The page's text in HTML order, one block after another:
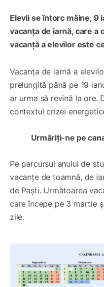
Elevii se întorc mâine, 9
vacanța de iarnă, care a
vacanță a elevilor este
Vacanța de iarnă a
prelungită până pe 19
ar urma să revină la ore.
contextul crizei
Urmăriți-ne pe
Pe parcursul anului de
vacanțe de toamnă, de
de Paști. Următoarea
care începe pe 3 martie
zile.